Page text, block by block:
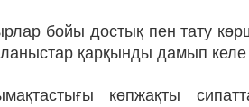
бойы достық пен тату
қарқынды дамып
көпжақты